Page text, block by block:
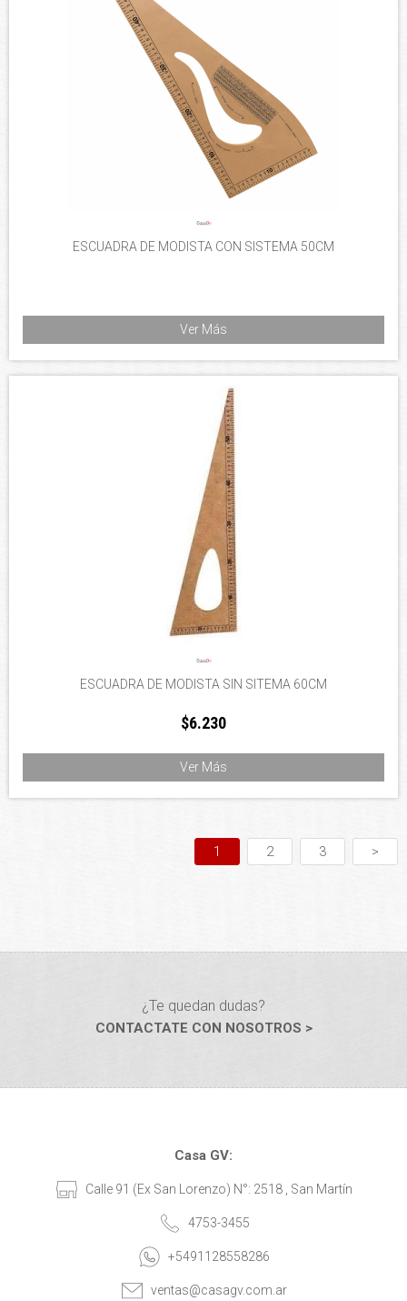
ESCUADRA DE MODISTA CON SISTEMA 50CM
Ver Más
ESCUADRA DE MODISTA SIN SITEMA 60CM
$6.230
Ver Más
1 2 3 >
¿Te quedan dudas?
CONTACTATE CON NOSOTROS >
Casa GV:
Calle 91 (Ex San Lorenzo) N°: 2518 , San Martín
4753-3455
+5491128558286
ventas@casagv.com.ar